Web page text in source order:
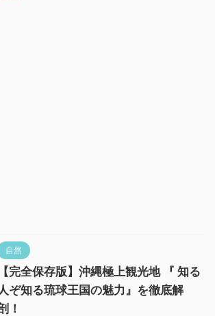
自然
【完全保存版】沖縄極上観光地 『 知る
人ぞ知る琉球王国の魅力』を徹底解
！